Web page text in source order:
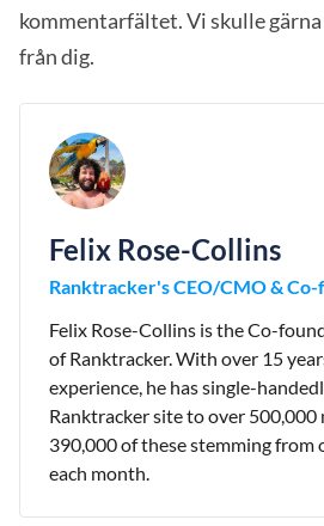
kommentarfältet. Vi skulle
från dig.
Felix Rose-Collins
Ranktracker's CEO/CMO &
Felix Rose-Collins is the Co-
of Ranktracker. With over 15
experience, he has single-
Ranktracker site to over
390,000 of these stemming from
each month.